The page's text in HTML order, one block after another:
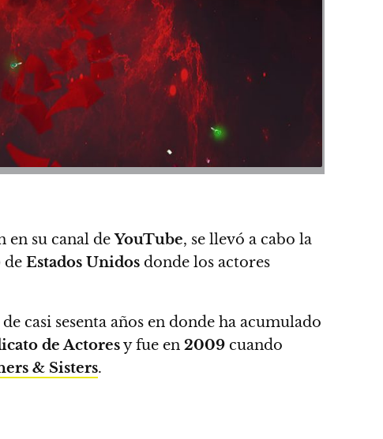
en su canal deYouTube, se llevó a cabo la
de Estados Unidos donde los actores
casi sesenta años en donde ha acumulado
de Actoresy fue en 2009 cuando
& Sisters.